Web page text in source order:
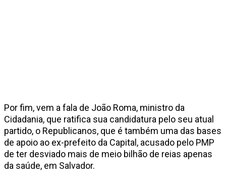
Por fim, vem a fala de João Roma, ministro da
Cidadania, que ratifica sua candidatura pelo seu atual
partido, o Republicanos, que é também uma das bases
de apoio ao ex-prefeito da Capital, acusado pelo PMP
de ter desviado mais de meio bilhão de reias apenas
da saúde, em Salvador.